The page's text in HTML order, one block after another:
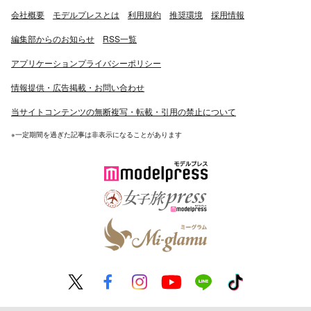
会社概要 モデルプレスとは 利用規約 推奨環境 採用情報
編集部からのお知らせ RSS一覧
アプリケーションプライバシーポリシー
情報提供・広告掲載・お問い合わせ
当サイトコンテンツの無断複写・転載・引用の禁止について
※一定期間を過ぎた記事は非表示になることがあります